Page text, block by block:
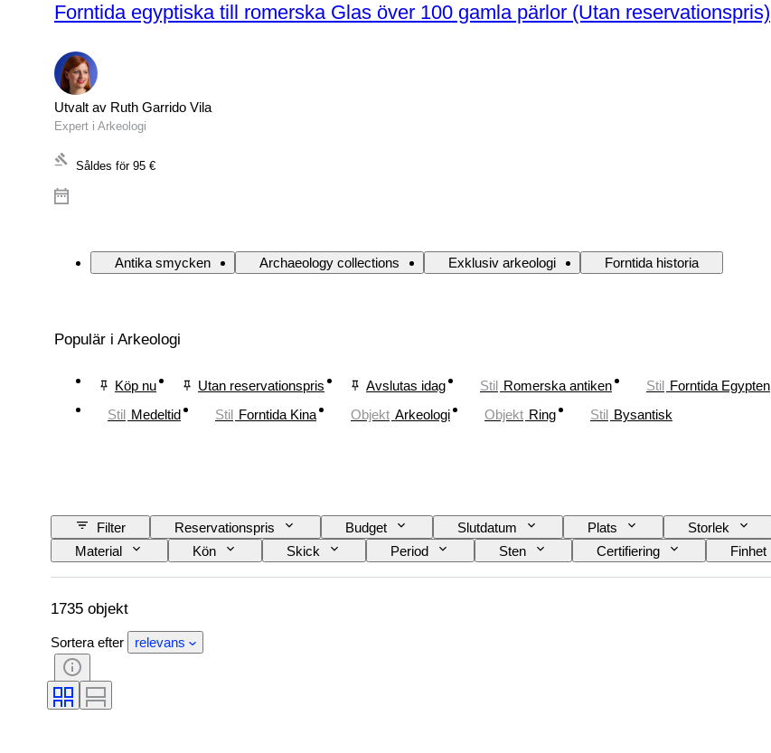
Forntida egyptiska till romerska Glas över 100 gamla pärlor (Utan reservationspris)
Utvalt av Ruth Garrido Vila
Expert i Arkeologi
Såldes för 95 €
Antika smycken Archaeology collections Exklusiv arkeologi Forntida historia
Populär i Arkeologi
Köp nu Utan reservationspris Avslutas idag Stil Romerska antiken Stil Forntida Egypten
Stil Medeltid Stil Forntida Kina Objekt Arkeologi Objekt Ring Stil Bysantisk
Filter Reservationspris Budget Slutdatum Plats Storlek
Material
Kön Skick Period Sten Certifiering Finhet
Färg
Slipning Arkeologityper Era Produktstorlek Kultur
1735 objekt
Sortera efter relevans